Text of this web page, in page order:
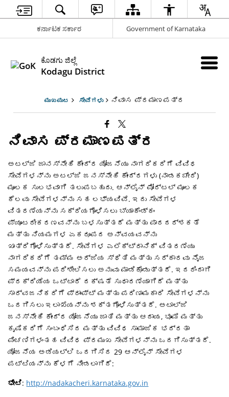
ಕರ್ನಾಟಕ ಸರ್ಕಾರ Government of Karnataka
ಕೊಡಗು ಜಿಲ್ಲೆ
Kodagu District
ಮುಖಪುಟ ಸೇವೆಗಳು ನಿವಾಸ ಪ್ರಮಾಣಪತ್ರ
ನಿವಾಸ ಪ್ರಮಾಣಪತ್ರ
ಅಟಲ್ಜಿ ಜಾನಸ್ನೇಹಿ ಕೇಂದ್ರ ಯೋಜನೆಯು ನಾಗರಿಕರಿಗೆ ವಿವಿಧ
ಸೇವೆಗಳನ್ನು ಅಟಲ್ಜಿ ಜನಸ್ನೇಹಿ ಕೇಂದ್ರಗಳು (ನಾಡಕಚೇರಿ)
ಮೂಲಕ ಸುಲಭವಾಗಿ ತಲುಪಬಹುದು. ಆನ್ಲೈನ್ ​​ಪೋರ್ಟಲ್ ಮೂಲಕ
ಕೆಲವು ಸೇವೆಗಳನ್ನು ಸಹ ಲಭ್ಯವಿವೆ. ಇದು ಸೇವೆಗಳ
ವಿತರಣೆಯನ್ನು ಸಕ್ರಿಯಗೊಳಿಸಲು ಬ್ಯಾಕೆಂಡ್ಕಂ
ಪ್ಯೂಟರೀಕರಣವನ್ನು ಬಳಸುತ್ತದೆ ಮತ್ತು ಪಾರದರ್ಶಕತೆ
ಮತ್ತು ನಿಯಮಗಳ ಏಕರೂಪದ ಅನ್ವಯವನ್ನು
ಖಾತ್ರಿಗೊಳಿಸುತ್ತದೆ. ಸೇವೆಗಳ ಎಲೆಕ್ಟ್ರಾನಿಕ್ ವಿತರಣೆಯು
ನಾಗರಿಕರಿಗೆ ತಮ್ಮ ಅರ್ಜಿಯ ಸ್ಥಿತಿ ಮತ್ತು ಸರ್ಕಾರವು ನೈಜ
ಸಮಯವನ್ನು ಪರಿಶೀಲಿಸಲು ಅನುವು ಮಾಡಿಕೊಡುತ್ತದೆ. ಇದರಿಂದಾಗಿ
ಪ್ರಕ್ರಿಯೆಯ ಒಟ್ಟಾರೆ ದಕ್ಷತೆ ಸುಧಾರಣೆಯಾಗಿದೆ ಮತ್ತು
ಸಾರ್ವಜನಿಕರಿಗೆ ಪ್ರಾಂಪ್ಟ್ ಮತ್ತು ಪರಿಣಾಮಕಾರಿ ಸೇವೆಗಳನ್ನು
ಒದಗಿಸಲು ಇಲಾಖೆಯನ್ನು ಶಕ್ತಗೊಳಿಸುತ್ತದೆ. ಅಟಾಲ್ಜಿ
ಜನಸ್ನೇಹಿ ಕೇಂದ್ರ ಯೋಜನೆಯು ಜಾತಿ ಮತ್ತು ಆದಾಯ, ಭೂಮಿ ಮತ್ತು
ಕೃಷಿಕರಿಗೆ ಸಂಬಂಧಿಸಿದ ಮತ್ತು ವಿವಿಧ ಸಾಮಾಜಿಕ ಭದ್ರತಾ
ಪಿಂಚಣಿಗಳಂತಹ ವಿವಿಧ ಪ್ರಮುಖ ಸೇವೆಗಳನ್ನು ಒದಗಿಸುತ್ತದೆ.
ಯೋಜನೆಯ ಅಡಿಯಲ್ಲಿ ಒದಗಿಸಿದ 29 ಆನ್ಲೈನ್ ​​ಸೇವೆಗಳ
ಪಟ್ಟಿಯನ್ನು ಕೆಳಗೆ ನೀಡಲಾಗಿದೆ:
ಭೇಟಿ: http://nadakacheri.karnataka.gov.in